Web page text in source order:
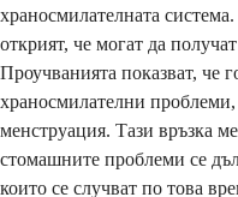
храносмилателната
открият, че могат да
Проучванията показват, че
храносмилателни
менструация. Тази връзка
стомашните проблеми се
които се случват по това